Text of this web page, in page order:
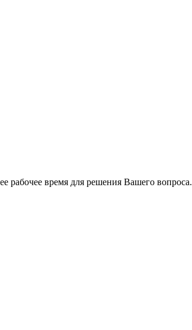
рабочее время для решения Вашего вопроса.